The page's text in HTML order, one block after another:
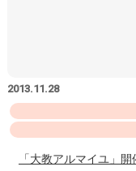
2013.11.28
「大教アルマイユ」